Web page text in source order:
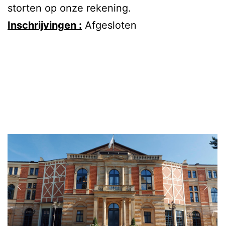
storten op onze rekening.
Inschrijvingen : Afgesloten